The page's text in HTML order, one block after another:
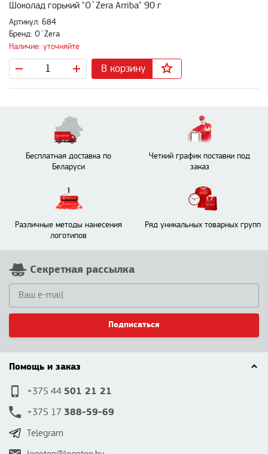
Шоколад горький "O`Zera Arriba" 90 г
Артикул: 684
Бренд: O`Zera
Наличие: уточняйте
В корзину
Бесплатная доставка по
Беларуси
Четкий график поставки под
заказ
Различные методы нанесения
логотипов
Ряд уникальных товарных групп
Секретная рассылка
Подписаться
Помощь и заказ
+375 44 501 21 21
+375 17 388-59-69
Telegram